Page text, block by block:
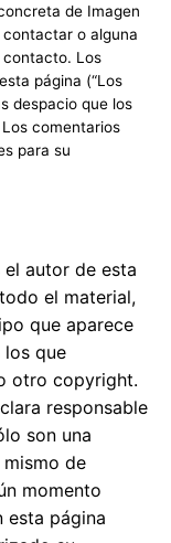
de Imagen
o alguna
contacto. Los
página (“Los
despacio que los
comentarios
para su
el autor de esta
el material,
que aparece
los que
otro copyright.
responsable
son una
de
momento
esta página